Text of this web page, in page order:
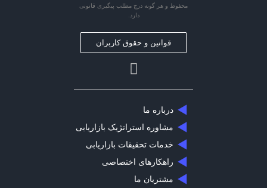
محفوظ و هر گونه درج مطلب پیگیری قانونی
دارد.
قوانین و حقوق کاربران
درباره ما
مشاوره استراتژیک بازاریابی
خدمات تحقیقات بازاریابی
راهکارهای اختصاصی
مشتریان ما